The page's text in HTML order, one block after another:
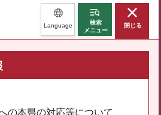
Language
検索
メニュー
閉じる
の本県の対応等について